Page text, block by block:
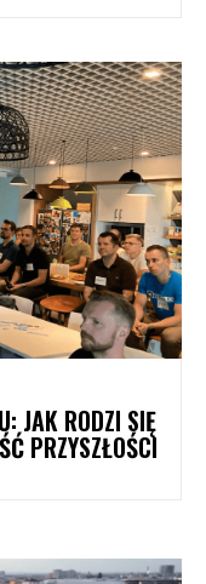
JAK RODZI SIĘ
PRZYSZŁOŚCI